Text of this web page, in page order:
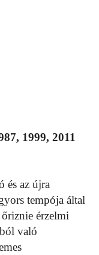
1999, 2011
és az újra
tempója által
érzelmi
való